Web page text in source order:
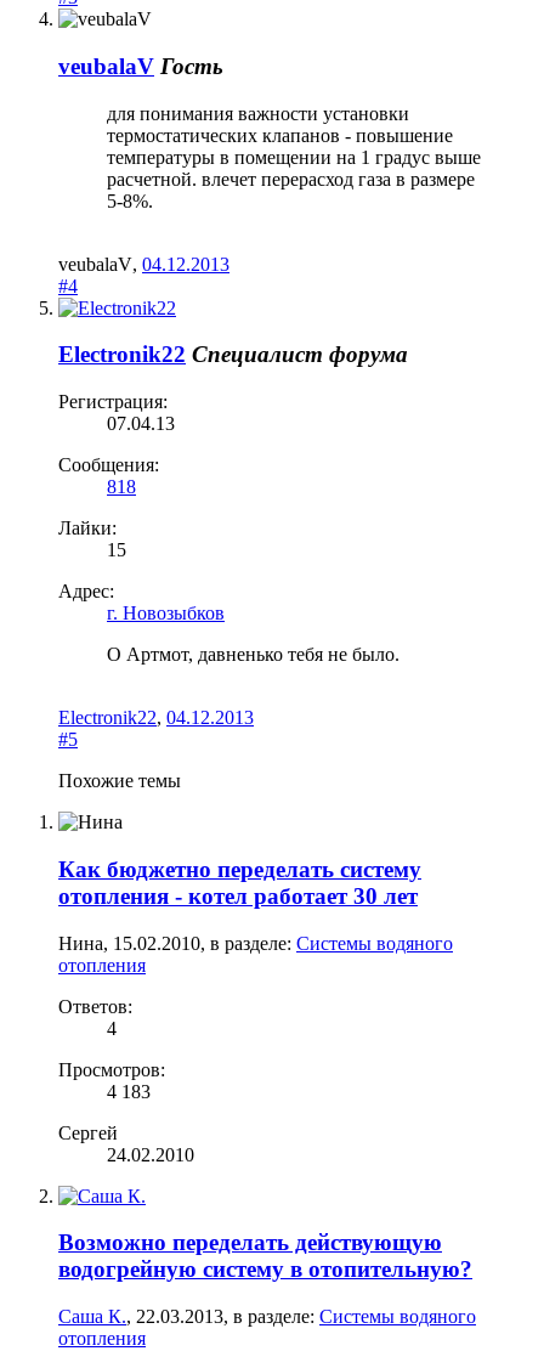
veubalaV Гость
для понимания важности установки
термостатических клапанов - повышение
температуры в помещении на 1 градус выше
расчетной. влечет перерасход газа в размере
5-8%.
veubalaV, 04.12.2013
#4
Electronik22 Специалист форума
Регистрация:
07.04.13
Сообщения:
818
Лайки:
15
Адрес:
г. Новозыбков
О Артмот, давненько тебя не было.
Electronik22, 04.12.2013
#5
Похожие темы
Как бюджетно переделать систему
отопления - котел работает 30 лет
Нина, 15.02.2010, в разделе: Системы водяного
отопления
Ответов:
4
Просмотров:
4 183
Сергей
24.02.2010
Возможно переделать действующую
водогрейную систему в отопительную?
Саша К., 22.03.2013, в разделе: Системы водяного
отопления